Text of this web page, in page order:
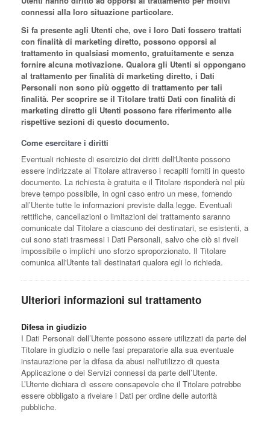
connessi alla loro situazione particolare.
Si fa presente agli Utenti che, ove i loro Dati fossero trattati
con finalità di marketing diretto, possono opporsi al
trattamento in qualsiasi momento, gratuitamente e senza
fornire alcuna motivazione. Qualora gli Utenti si oppongano
al trattamento per finalità di marketing diretto, i Dati
Personali non sono più oggetto di trattamento per tali
finalità. Per scoprire se il Titolare tratti Dati con finalità di
marketing diretto gli Utenti possono fare riferimento alle
rispettive sezioni di questo documento.
Come esercitare i diritti
Eventuali richieste di esercizio dei diritti dell'Utente possono
essere indirizzate al Titolare attraverso i recapiti forniti in questo
documento. La richiesta è gratuita e il Titolare risponderà nel più
breve tempo possibile, in ogni caso entro un mese, fornendo
all’Utente tutte le informazioni previste dalla legge. Eventuali
rettifiche, cancellazioni o limitazioni del trattamento saranno
comunicate dal Titolare a ciascuno dei destinatari, se esistenti, a
cui sono stati trasmessi i Dati Personali, salvo che ciò si riveli
impossibile o implichi uno sforzo sproporzionato. Il Titolare
comunica all'Utente tali destinatari qualora egli lo richieda.
Ulteriori informazioni sul trattamento
Difesa in giudizio
I Dati Personali dell’Utente possono essere utilizzati da parte del
Titolare in giudizio o nelle fasi preparatorie alla sua eventuale
instaurazione per la difesa da abusi nell'utilizzo di questa
Applicazione o dei Servizi connessi da parte dell’Utente.
L’Utente dichiara di essere consapevole che il Titolare potrebbe
essere obbligato a rivelare i Dati per ordine delle autorità
pubbliche.